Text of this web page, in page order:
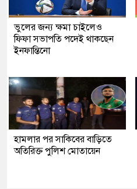
ভুলের জন্য ক্ষমা চাইলেও
ফিফা সভাপতি পদেই থাকছেন
ইনফান্তিনো
হামলার পর সাকিবের বাড়িতে
অতিরিক্ত পুলিশ মোতায়েন